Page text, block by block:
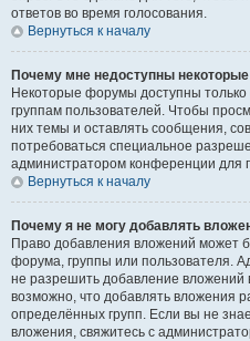
ответов во время голосования.
Вернуться к началу
Почему мне недоступны
Некоторые форумы доступны
группам пользователей. Чтобы
них темы и оставлять сообщения,
потребоваться специальное
администратором конференции для
Вернуться к началу
Почему я не могу добавлять
Право добавления вложений может
форума, группы или пользователя.
не разрешить добавление
возможно, что добавлять вложения
определённых групп. Если вы не
вложения, свяжитесь с